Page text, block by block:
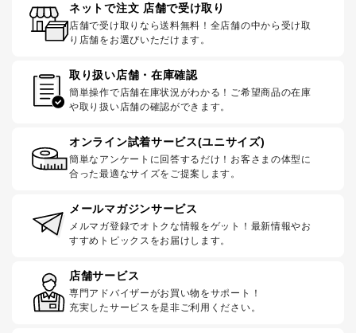
ネットで注文 店舗で受け取り
店舗で受け取りなら送料無料！全店舗の中から受け取
り店舗をお選びいただけます。
取り扱い店舗・在庫確認
簡単操作で店舗在庫状況がわかる！ご希望商品の在庫
や取り扱い店舗の確認ができます。
オンライン試着サービス(ユニサイズ)
簡単なアンケートに回答するだけ！お客さまの体型に
合った最適なサイズをご提案します。
メールマガジンサービス
メルマガ登録でオトクな情報をゲット！最新情報やお
すすめトピックスをお届けします。
店舗サービス
専門アドバイザーがお買い物をサポート！
充実したサービスを是非ご利用ください。